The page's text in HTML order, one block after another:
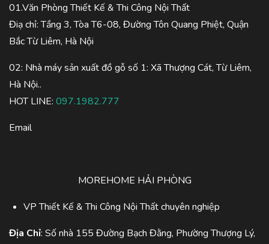
01.Văn Phòng Thiết Kế & Thi Công Nội Thất
Điạ chỉ: Tầng 3, Tòa T6-08, Đường Tôn Quang Phiệt, Quận
Bắc Từ Liêm, Hà Nội
02: Nhà máy sản xuất đồ gỗ số 1: Xã Thượng Cát, Từ Liêm,
Hà Nội..
HOT LINE: 097.1982.777
Email
MOREHOME HẢI PHÒNG
VP Thiết Kế & Thi Công Nội Thất chuyên nghiệp
Địa Chỉ: Số nhà 155 Đường Bạch Đằng, Phường Thượng Lý,